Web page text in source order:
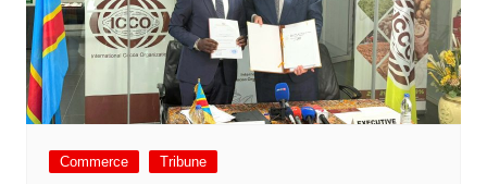
Commerce Tribune